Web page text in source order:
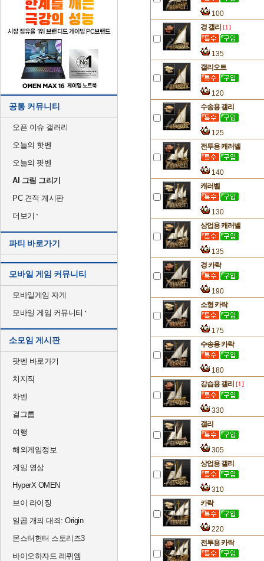
공통 커뮤니티
오픈 이슈 갤러리
오늘의 핫벤
오늘의 팟벤
AI 그림 그리기
PC 견적 게시판
더보기
파티 바로가기
모바일 게임 커뮤니티
모바일게임 자게
모바일 게임 커뮤니티
소모임 게시판
팟벤 바로가기
치지직
차벤
걸그룹
여행
해외게임정보
게임 영상
HyperX OMEN
브이 라이징
일곱 개의 대죄: Origin
몬스터헌터 스토리즈3
바이오하자드 레퀴엠
100
경 갤리 [1]
135
갤리오트
120
수송용 갤리
125
전투용 캐러벨
140
캐러벨
130
상업용 캐러벨
135
경 카락
190
소형 카락
175
수송용 카락
180
강습용 갤리 [1]
330
갤리
305
상업용 갤리
310
카락
220
전투용 카락